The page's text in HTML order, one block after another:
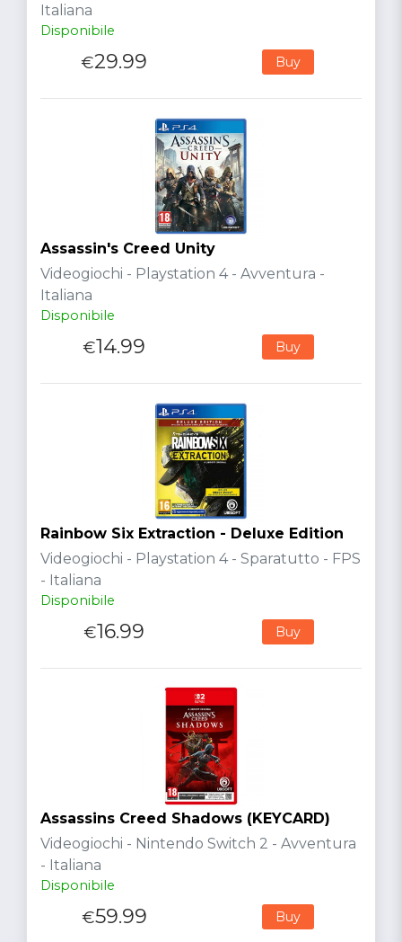
Italiana
Disponibile
€29.99 Buy
Assassin's Creed Unity
Videogiochi - Playstation 4 - Avventura -
Italiana
Disponibile
€14.99 Buy
Rainbow Six Extraction - Deluxe Edition
Videogiochi - Playstation 4 - Sparatutto - FPS
- Italiana
Disponibile
€16.99 Buy
Assassins Creed Shadows (KEYCARD)
Videogiochi - Nintendo Switch 2 - Avventura
- Italiana
Disponibile
€59.99 Buy